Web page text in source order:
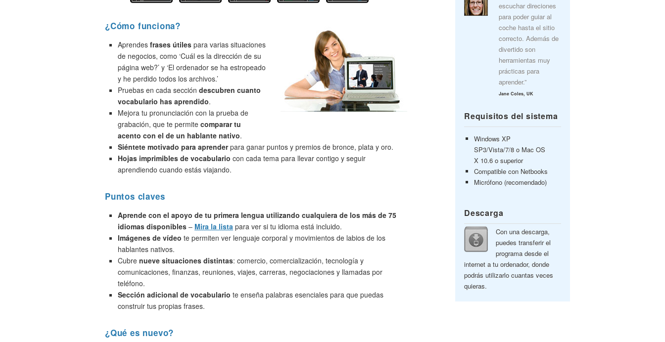
¿Cómo funciona?
Aprendes frases útiles para varias situaciones
de negocios, como ‘Cuál es la dirección de su
página web?’ y ‘El ordenador se ha estropeado
y he perdido todos los archivos.’
Pruebas en cada sección descubren cuanto
vocabulario has aprendido.
Mejora tu pronunciación con la prueba de
grabación, que te permite comparar tu
acento con el de un hablante nativo.
Siéntete motivado para aprenderpara ganar puntos y premios de bronce, plata y oro.
Hojas imprimibles de vocabulario con cada tema para llevar contigo y seguir
aprendiendo cuando estás viajando.
Puntos claves
Aprende con el apoyo de tu primera lengua utilizando cualquiera de los más de 75
idiomas disponibles – Mira la lista para ver si tu idioma está incluido.
Imágenes de vídeo te permiten ver lenguaje corporal y movimientos de labios de los
hablantes nativos.
Cubre nueve situaciones distintas: comercio, comercialización, tecnología y
comunicaciones, finanzas, reuniones, viajes, carreras, negociaciones y llamadas por
teléfono.
Sección adicional de vocabulario te enseña palabras esenciales para que puedas
construir tus propias frases.
¿Qué es nuevo?
escuchar direciones
para poder guiar al
coche hasta el sitio
correcto. Además de
divertido son
herramientas muy
prácticas para
aprender.”
Jane Coles, UK
Requisitos del sistema
Windows XP
SP3/Vista/7/8 o Mac OS
X 10.6 o superior
Compatible con Netbooks
Micrófono (recomendado)
Descarga
Con una descarga,
puedes transferir el
programa desde el
internet a tu ordenador, donde
podrás utilizarlo cuantas veces
quieras.